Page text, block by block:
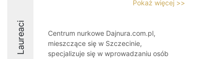
Laureaci
Pokaż więcej >>
Centrum nurkowe Dajnura.com.pl,
mieszczące się w Szczecinie,
specjalizuje się w wprowadzaniu osób